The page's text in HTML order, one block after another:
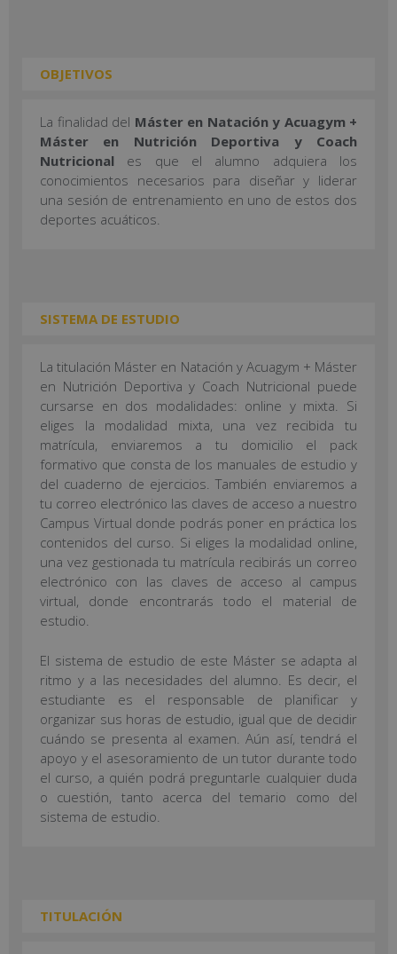
OBJETIVOS
La finalidad del Máster en Natación y Acuagym +
Máster en Nutrición Deportiva y Coach
Nutricional es que el alumno adquiera los
conocimientos necesarios para diseñar y liderar
una sesión de entrenamiento en uno de estos dos
deportes acuáticos.
SISTEMA DE ESTUDIO
La titulación Máster en Natación y Acuagym + Máster
en Nutrición Deportiva y Coach Nutricional puede
cursarse en dos modalidades: online y mixta. Si
eliges la modalidad mixta, una vez recibida tu
matrícula, enviaremos a tu domicilio el pack
formativo que consta de los manuales de estudio y
del cuaderno de ejercicios. También enviaremos a
tu correo electrónico las claves de acceso a nuestro
Campus Virtual donde podrás poner en práctica los
contenidos del curso. Si eliges la modalidad online,
una vez gestionada tu matrícula recibirás un correo
electrónico con las claves de acceso al campus
virtual, donde encontrarás todo el material de
estudio.
El sistema de estudio de este Máster se adapta al
ritmo y a las necesidades del alumno. Es decir, el
estudiante es el responsable de planificar y
organizar sus horas de estudio, igual que de decidir
cuándo se presenta al examen. Aún así, tendrá el
apoyo y el asesoramiento de un tutor durante todo
el curso, a quién podrá preguntarle cualquier duda
o cuestión, tanto acerca del temario como del
sistema de estudio.
TITULACIÓN